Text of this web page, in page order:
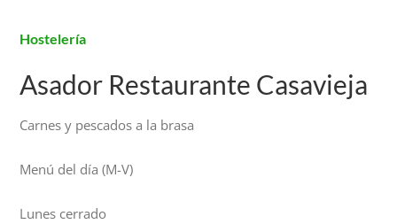
Hostelería
Asador Restaurante Casavieja
Carnes y pescados a la brasa
Menú del día (M-V)
Lunes cerrado